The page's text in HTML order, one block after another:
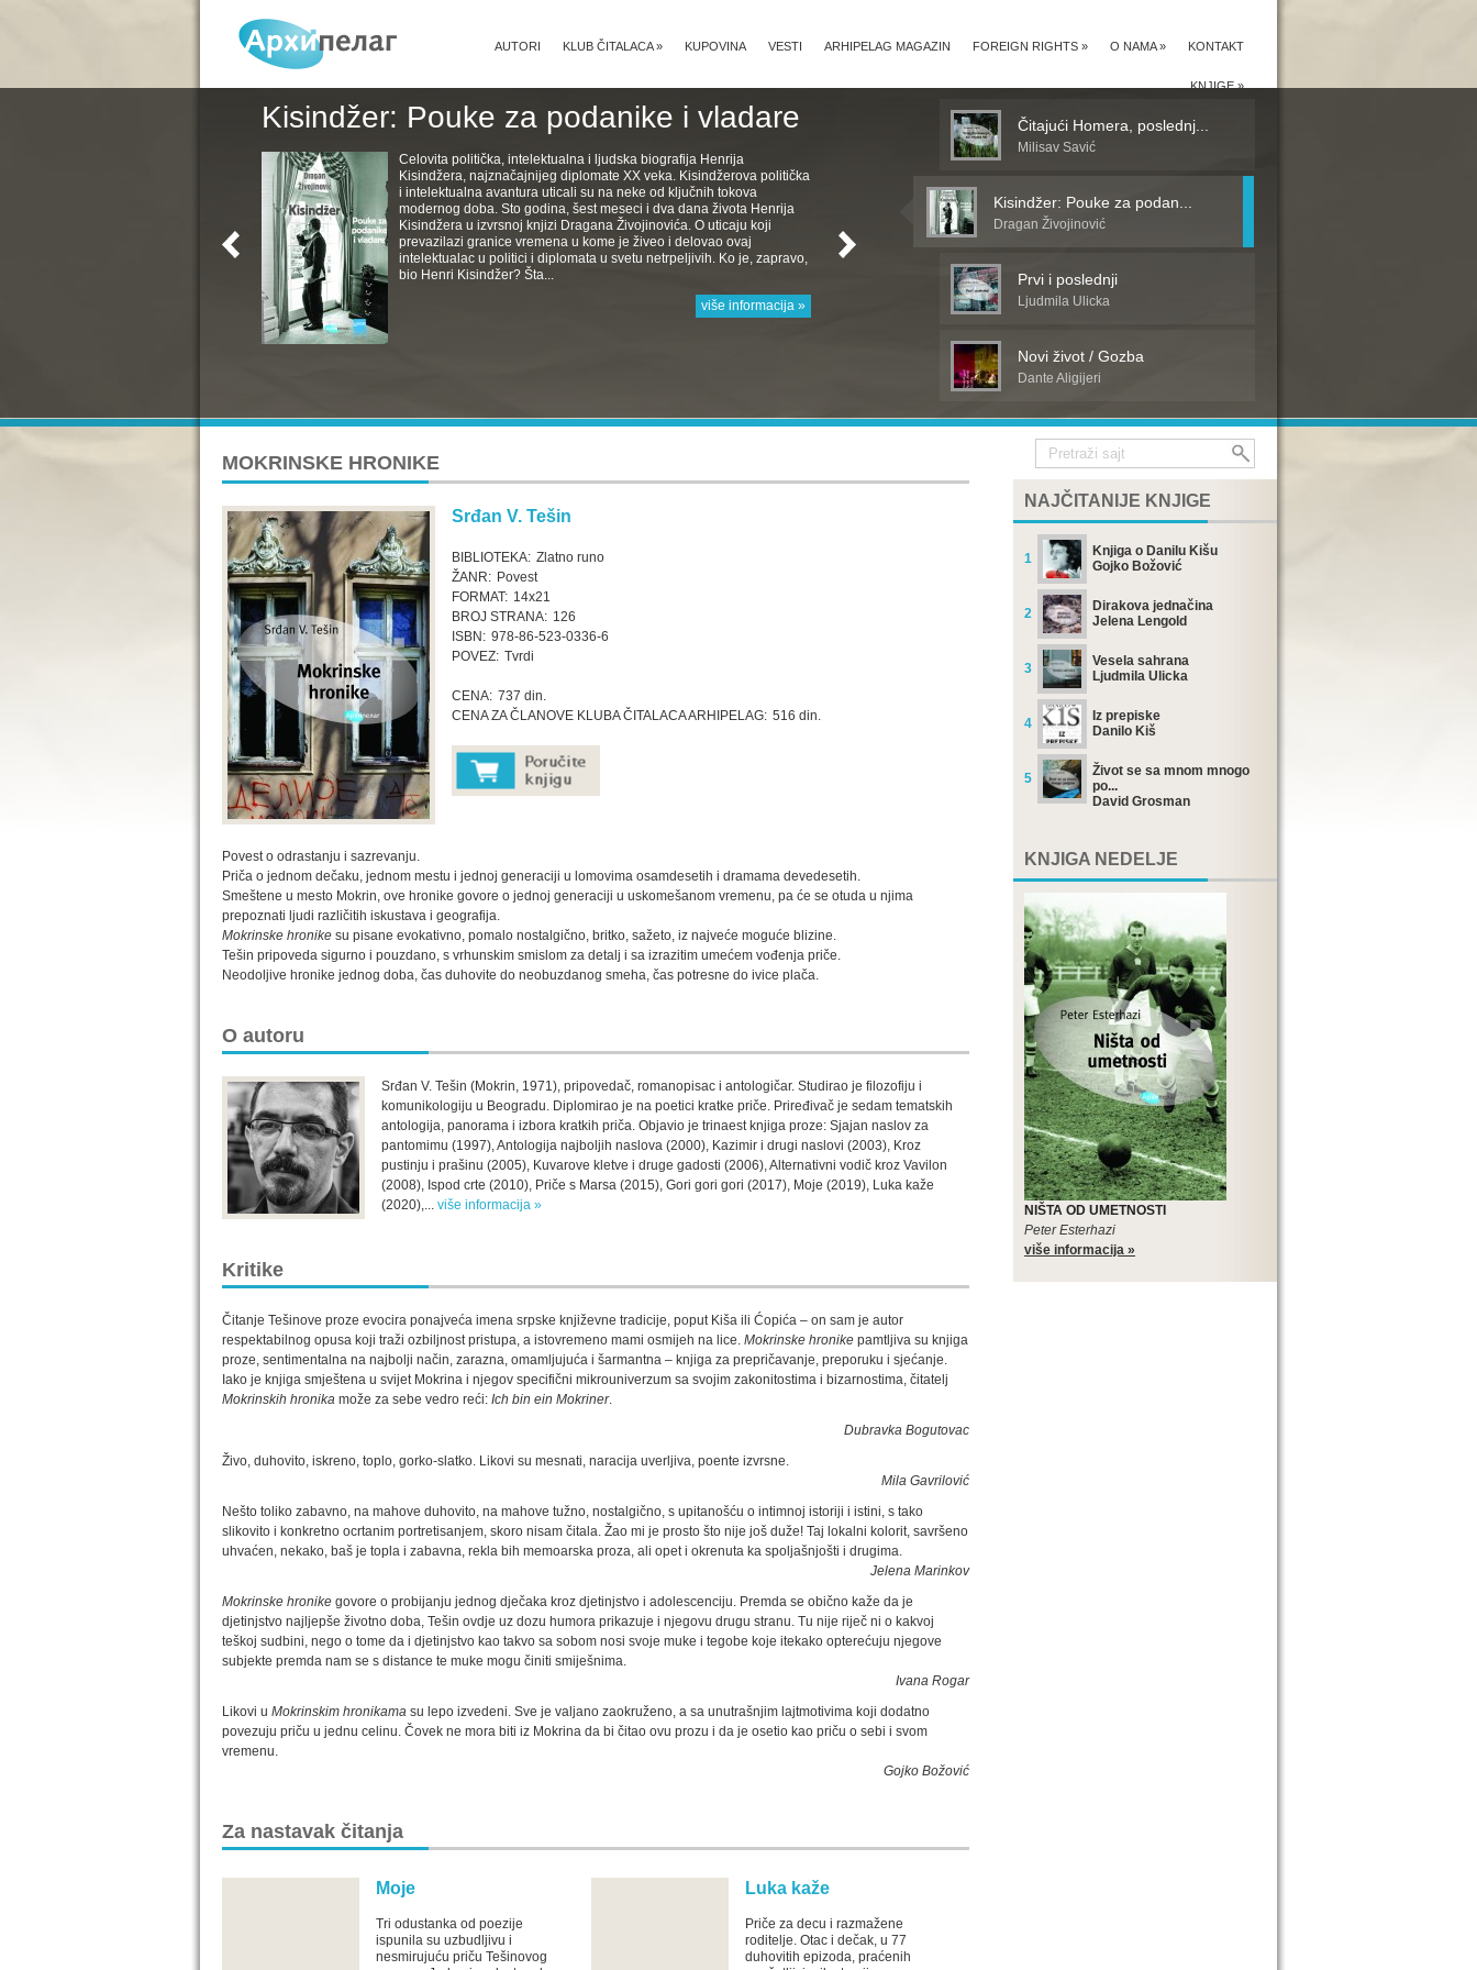
KONTAKT
O NAMA»
FOREIGN RIGHTS »
ARHIPELAG MAGAZIN
VESTI
KUPOVINA
KLUB ČITALACA»
AUTORI
KNJIGE»
Kisindžer: Pouke za podanike i vladare
Celovita politička, intelektualna i ljudska biografija Henrija
Kisindžera, najznačajnijeg diplomate XX veka. Kisindžerova politička
i intelektualna avantura uticali su na neke od ključnih tokova
modernog doba. Sto godina, šest meseci i dva dana života Henrija
Kisindžera u izvrsnoj knjizi Dragana Živojinovića. O uticaju koji
prevazilazi granice vremena u kome je živeo i delovao ovaj
intelektualac u politici i diplomata u svetu netrpeljivih. Ko je, zapravo,
bio Henri Kisindžer? Šta...
više informacija »
Čitajući Homera, poslednj...
Milisav Savić
Kisindžer: Pouke za podan...
Dragan Živojinović
Prvi i poslednji
Ljudmila Ulicka
Novi život / Gozba
Dante Aligijeri
MOKRINSKE HRONIKE
Srđan V. Tešin
BIBLIOTEKA: Zlatno runo
ŽANR: Povest
FORMAT: 14x21
BROJ STRANA: 126
ISBN: 978-86-523-0336-6
POVEZ: Tvrdi
CENA: 737 din.
CENA ZA ČLANOVE KLUBA ČITALACA ARHIPELAG: 516 din.
Povest o odrastanju i sazrevanju.
Priča o jednom dečaku, jednom mestu i jednoj generaciji u lomovima osamdesetih i dramama devedesetih.
Smeštene u mesto Mokrin, ove hronike govore o jednoj generaciji u uskomešanom vremenu, pa će se otuda u njima
prepoznati ljudi različitih iskustava i geografija.
Mokrinske hronike su pisane evokativno, pomalo nostalgično, britko, sažeto, iz najveće moguće blizine.
Tešin pripoveda sigurno i pouzdano, s vrhunskim smislom za detalj i sa izrazitim umećem vođenja priče.
Neodoljive hronike jednog doba, čas duhovite do neobuzdanog smeha, čas potresne do ivice plača.
O autoru
Srđan V. Tešin (Mokrin, 1971), pripovedač, romanopisac i antologičar. Studirao je filozofiju i
komunikologiju u Beogradu. Diplomirao je na poetici kratke priče. Priređivač je sedam tematskih
antologija, panorama i izbora kratkih priča. Objavio je trinaest knjiga proze: Sjajan naslov za
pantomimu (1997), Antologija najboljih naslova (2000), Kazimir i drugi naslovi (2003), Kroz
pustinju i prašinu (2005), Kuvarove kletve i druge gadosti (2006), Alternativni vodič kroz Vavilon
(2008), Ispod crte (2010), Priče s Marsa (2015), Gori gori gori (2017), Moje (2019), Luka kaže
(2020),... više informacija »
Kritike
Čitanje Tešinove proze evocira ponajveća imena srpske književne tradicije, poput Kiša ili Ćopića – on sam je autor
respektabilnog opusa koji traži ozbiljnost pristupa, a istovremeno mami osmijeh na lice. Mokrinske hronike pamtljiva su knjiga
proze, sentimentalna na najbolji način, zarazna, omamljujuća i šarmantna – knjiga za prepričavanje, preporuku i sjećanje.
Iako je knjiga smještena u svijet Mokrina i njegov specifični mikrouniverzum sa svojim zakonitostima i bizarnostima, čitatelj
Mokrinskih hronika može za sebe vedro reći: Ich bin ein Mokriner.
Dubravka Bogutovac
Živo, duhovito, iskreno, toplo, gorko-slatko. Likovi su mesnati, naracija uverljiva, poente izvrsne.
Mila Gavrilović
Nešto toliko zabavno, na mahove duhovito, na mahove tužno, nostalgično, s upitanošću o intimnoj istoriji i istini, s tako
slikovito i konkretno ocrtanim portretisanjem, skoro nisam čitala. Žao mi je prosto što nije još duže! Taj lokalni kolorit, savršeno
uhvaćen, nekako, baš je topla i zabavna, rekla bih memoarska proza, ali opet i okrenuta ka spoljašnjošti i drugima.
Jelena Marinkov
Mokrinske hronike govore o probijanju jednog dječaka kroz djetinjstvo i adolescenciju. Premda se obično kaže da je
djetinjstvo najljepše životno doba, Tešin ovdje uz dozu humora prikazuje i njegovu drugu stranu. Tu nije riječ ni o kakvoj
teškoj sudbini, nego o tome da i djetinjstvo kao takvo sa sobom nosi svoje muke i tegobe koje itekako opterećuju njegove
subjekte premda nam se s distance te muke mogu činiti smiješnima.
Ivana Rogar
Likovi u Mokrinskim hronikama su lepo izvedeni. Sve je valjano zaokruženo, a sa unutrašnjim lajtmotivima koji dodatno
povezuju priču u jednu celinu. Čovek ne mora biti iz Mokrina da bi čitao ovu prozu i da je osetio kao priču o sebi i svom
vremenu.
Gojko Božović
Za nastavak čitanja
Moje
Tri odustanka od poezije
ispunila su uzbudljivu i
nesmirujuću priču Tešinovog
Luka kaže
Priče za decu i razmažene
roditelje. Otac i dečak, u 77
duhovitih epizoda, praćenih
NAJČITANIJE KNJIGE
1
Knjiga o Danilu Kišu
Gojko Božović
2
Dirakova jednačina
Jelena Lengold
3
Vesela sahrana
Ljudmila Ulicka
4
Iz prepiske
Danilo Kiš
5
Život se sa mnom mnogo
po...
David Grosman
KNJIGA NEDELJE
NIŠTA OD UMETNOSTI
Peter Esterhazi
više informacija »